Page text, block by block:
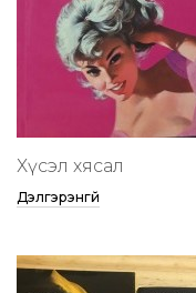
Хүсэл хясал
Дэлгэрэнгүй